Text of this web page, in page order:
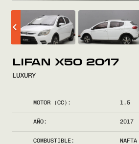
COMPRÁ
VENDÉ
NOSOTROS
CONTACTO
LIFAN X50 2017
LUXURY
MOTOR (CC): 1.5
AÑO: 2017
COMBUSTIBLE: NAFTA